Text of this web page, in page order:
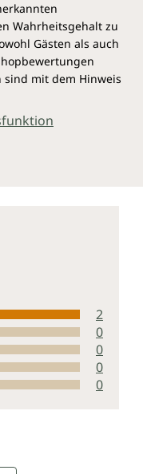
Wahrheitsgehalt zu
Gästen als auch
mit dem Hinweis
2
0
0
0
0